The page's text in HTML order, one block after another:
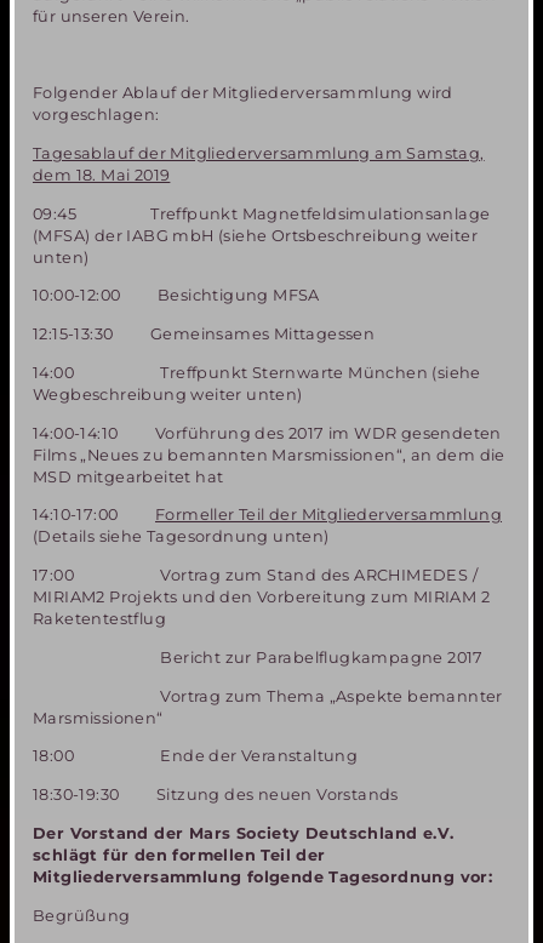
für unseren Verein.
Folgender Ablauf der Mitgliederversammlung wird
vorgeschlagen:
Tagesablauf der Mitgliederversammlung am Samstag,
dem 18. Mai 2019
09:45 Treffpunkt Magnetfeldsimulationsanlage
(MFSA) der IABG mbH (siehe Ortsbeschreibung weiter
unten)
10:00-12:00 Besichtigung MFSA
12:15-13:30 Gemeinsames Mittagessen
14:00 Treffpunkt Sternwarte München (siehe
Wegbeschreibung weiter unten)
14:00-14:10 Vorführung des 2017 im WDR gesendeten
Films „Neues zu bemannten Marsmissionen“, an dem die
MSD mitgearbeitet hat
14:10-17:00 Formeller Teil der Mitgliederversammlung
(Details siehe Tagesordnung unten)
17:00 Vortrag zum Stand des ARCHIMEDES /
MIRIAM2 Projekts und den Vorbereitung zum MIRIAM 2
Raketentestflug
Bericht zur Parabelflugkampagne 2017
Vortrag zum Thema „Aspekte bemannter
Marsmissionen“
18:00 Ende der Veranstaltung
18:30-19:30 Sitzung des neuen Vorstands
Der Vorstand der Mars Society Deutschland e.V.
schlägt für den formellen Teil der
Mitgliederversammlung folgende Tagesordnung vor:
Begrüßung